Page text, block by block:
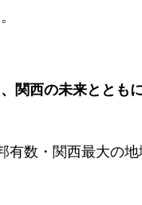
関西の未来ととも
有数・関西最大の地